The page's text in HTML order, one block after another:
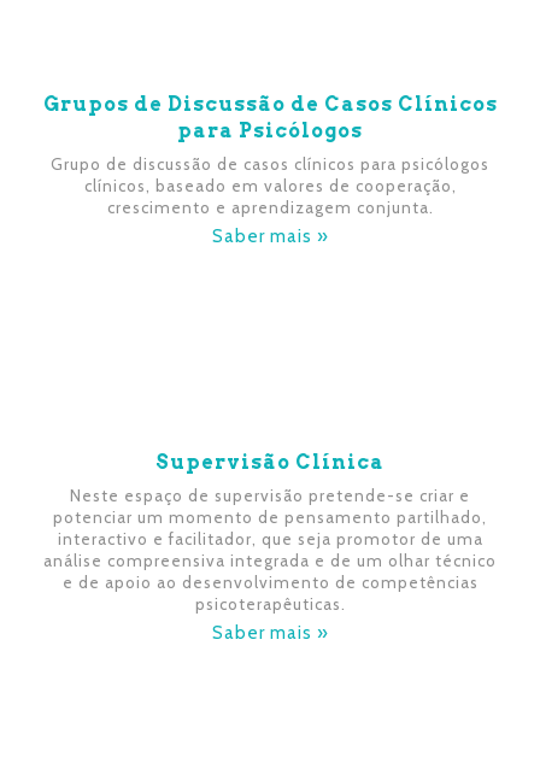
Grupos de Discussão de Casos Clínicos
para Psicólogos
Grupo de discussão de casos clínicos para psicólogos
clínicos, baseado em valores de cooperação,
crescimento e aprendizagem conjunta.
Saber mais »
Supervisão Clínica
Neste espaço de supervisão pretende-se criar e
potenciar um momento de pensamento partilhado,
interactivo e facilitador, que seja promotor de uma
análise compreensiva integrada e de um olhar técnico
e de apoio ao desenvolvimento de competências
psicoterapêuticas.
Saber mais »